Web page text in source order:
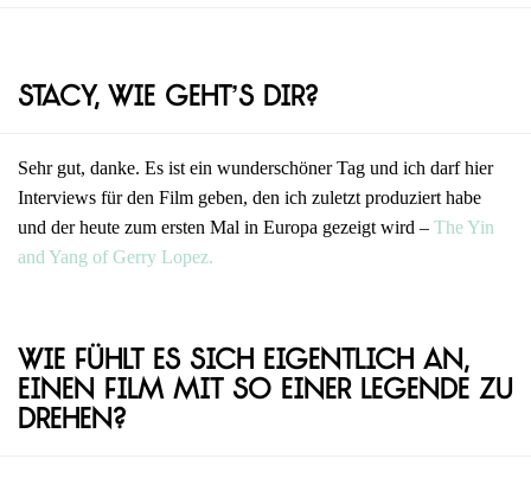
Stacy, wie geht’s dir?
Sehr gut, danke. Es ist ein wunderschöner Tag und ich darf hier
Interviews für den Film geben, den ich zuletzt produziert habe
und der heute zum ersten Mal in Europa gezeigt wird – The Yin
and Yang of Gerry Lopez.
Wie fühlt es sich eigentlich an,
einen Film mit so einer Legende zu
drehen?